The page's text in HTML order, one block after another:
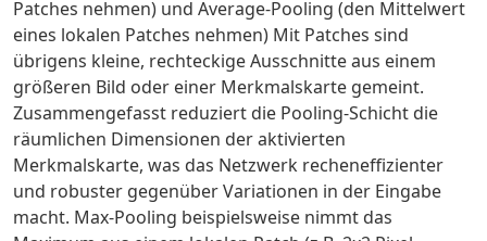
Patches nehmen) und Average-Pooling (den Mittelwert
eines lokalen Patches nehmen) Mit Patches sind
übrigens kleine, rechteckige Ausschnitte aus einem
größeren Bild oder einer Merkmalskarte gemeint.
Zusammengefasst reduziert die Pooling-Schicht die
räumlichen Dimensionen der aktivierten
Merkmalskarte, was das Netzwerk recheneffizienter
und robuster gegenüber Variationen in der Eingabe
macht. Max-Pooling beispielsweise nimmt das